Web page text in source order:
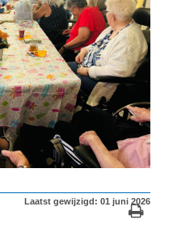
Laatst gewijzigd: 01 juni 2026